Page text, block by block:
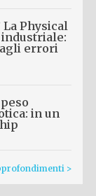
La Physical
industriale:
errori
in un
>